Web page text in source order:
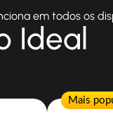
em todos os
Ideal
Mais